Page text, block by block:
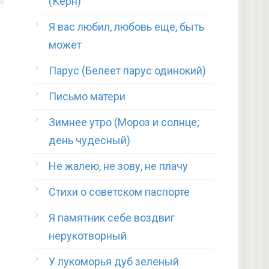
Я вас любил, любовь еще, быть
может
Парус (Белеет парус одинокий)
Письмо матери
Зимнее утро (Мороз и солнце;
день чудесный)
Не жалею, не зову, не плачу
Стихи о советском паспорте
Я памятник себе воздвиг
нерукотворный
У лукоморья дуб зеленый